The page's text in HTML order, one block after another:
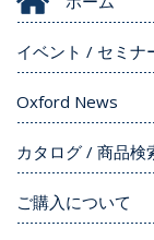
イベント / セミナ
Oxford News
カタログ / 商品検
ご購入について